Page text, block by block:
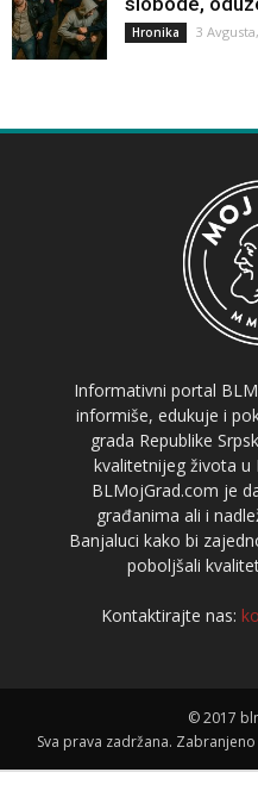
Hronika 3
Informativni portal
informiše, edukuje i
grada Republike
kvalitetnijeg života u
BLMojGrad.com je
građanima ali i
Banjaluci kako bi
poboljšali
Kontaktirajte nas:
© 2017
Sva prava zadržana.